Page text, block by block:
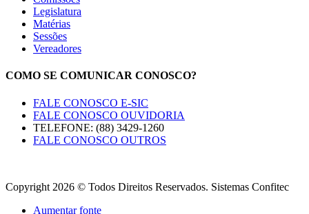
Legislatura
Matérias
Sessões
Vereadores
COMO SE COMUNICAR CONOSCO?
FALE CONOSCO E-SIC
FALE CONOSCO OUVIDORIA
TELEFONE: (88) 3429-1260
FALE CONOSCO OUTROS
Copyright 2026 © Todos Direitos Reservados. Sistemas Confitec
Aumentar fonte